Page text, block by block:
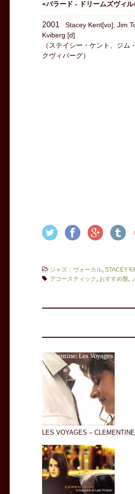
«バラード - ドリームズヴィル
2001
Stacey Kent[vo]; Jim
Kviberg [d]
（ステイシー・ケント、ジ
クヴィバーグ）
ジャズ：ヴォーカル,STACEY
アコースティック , おすすめ盤,
LES VOYAGES – CLEMENTINE